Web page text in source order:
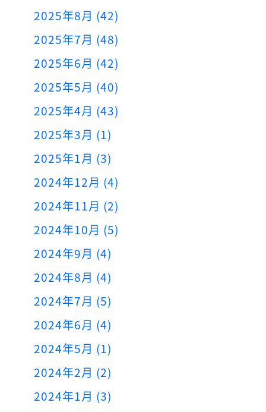
2025年8月 (42)
2025年7月 (48)
2025年6月 (42)
2025年5月 (40)
2025年4月 (43)
2025年3月 (1)
2025年1月 (3)
2024年12月 (4)
2024年11月 (2)
2024年10月 (5)
2024年9月 (4)
2024年8月 (4)
2024年7月 (5)
2024年6月 (4)
2024年5月 (1)
2024年2月 (2)
2024年1月 (3)